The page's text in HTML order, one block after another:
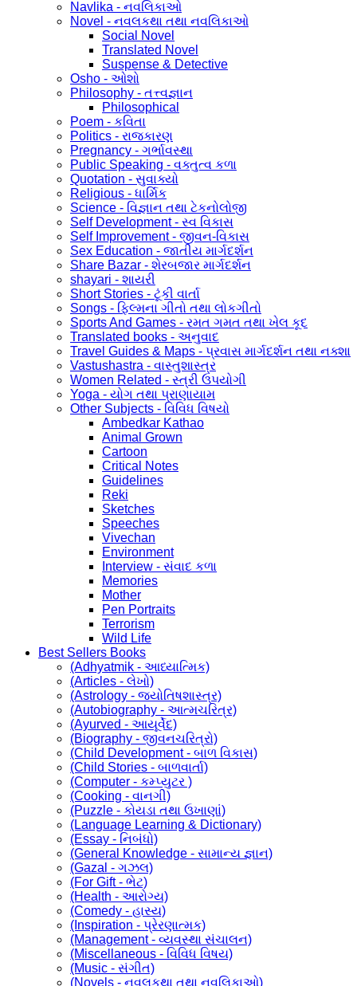
Navlika - નવલિકાઓ
Novel - નવલકથા તથા નવલિકાઓ
Social Novel
Translated Novel
Suspense & Detective
Osho - ઓશો
Philosophy - તત્ત્વજ્ઞાન
Philosophical
Poem - કવિતા
Politics - રાજકારણ
Pregnancy - ગર્ભાવસ્થા
Public Speaking - વક્તુત્વ કળા
Quotation - સુવાક્યો
Religious - ધાર્મિક
Science - વિજ્ઞાન તથા ટેકનોલોજી
Self Development - સ્વ વિકાસ
Self Improvement - જીવન-વિકાસ
Sex Education - જાતીય માર્ગદર્શન
Share Bazar - શેરબજાર માર્ગદર્શન
shayari - શાયરી
Short Stories - ટૂંકી વાર્તા
Songs - ફિલ્મના ગીતો તથા લોકગીતો
Sports And Games - રમત ગમત તથા ખેલ કૂદ
Translated books - અનુવાદ
Travel Guides & Maps - પ્રવાસ માર્ગદર્શન તથા નક્શા
Vastushastra - વાસ્તુશાસ્ત્ર
Women Related - સ્ત્રી ઉપયોગી
Yoga - યોગ તથા પ્રાણાયામ
Other Subjects - વિવિધ વિષયો
Ambedkar Kathao
Animal Grown
Cartoon
Critical Notes
Guidelines
Reki
Sketches
Speeches
Vivechan
Environment
Interview - સંવાદ કળા
Memories
Mother
Pen Portraits
Terrorism
Wild Life
Best Sellers Books
(Adhyatmik - આધ્યાત્મિક)
(Articles - લેખો)
(Astrology - જ્યોતિષશાસ્ત્ર)
(Autobiography - આત્મચરિત્ર)
(Ayurved - આયૂર્વેદ)
(Biography - જીવનચરિત્રો)
(Child Development - બાળ વિકાસ)
(Child Stories - બાળવાર્તા)
(Computer - કમ્પ્યુટર )
(Cooking - વાનગી)
(Puzzle - કોયડા તથા ઉખાણાં)
(Language Learning & Dictionary)
(Essay - નિબંધો)
(General Knowledge - સામાન્ય જ્ઞાન)
(Gazal - ગઝલ)
(For Gift - ભેટ)
(Health - આરોગ્ય)
(Comedy - હાસ્ય)
(Inspiration - પ્રેરણાત્મક)
(Management - વ્યવસ્થા સંચાલન)
(Miscellaneous - વિવિધ વિષય)
(Music - સંગીત)
(Novels - નવલકથા તથા નવલિકાઓ)